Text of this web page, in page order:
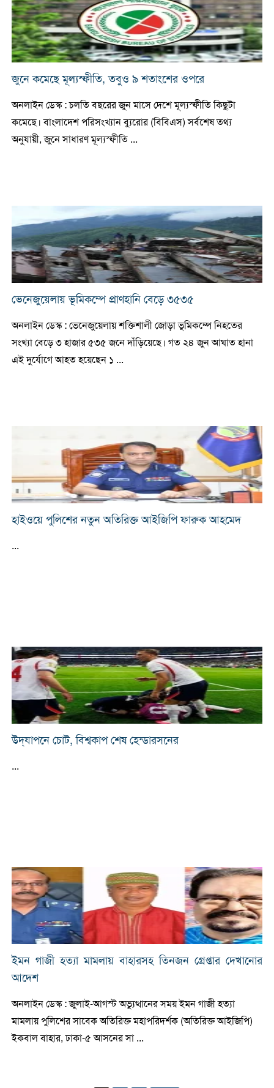
জুনে কমেছে মূল্যস্ফীতি, তবুও ৯ শতাংশের ওপরে
অনলাইন ডেস্ক : চলতি বছরের জুন মাসে দেশে মূল্যস্ফীতি কিছুটা
কমেছে। বাংলাদেশ পরিসংখ্যান ব্যুরোর (বিবিএস) সর্বশেষ তথ্য
অনুযায়ী, জুনে সাধারণ মূল্যস্ফীতি ...
ভেনেজুয়েলায় ভূমিকম্পে প্রাণহানি বেড়ে ৩৫৩৫
অনলাইন ডেস্ক : ভেনেজুয়েলায় শক্তিশালী জোড়া ভূমিকম্পে নিহতের
সংখ্যা বেড়ে ৩ হাজার ৫৩৫ জনে দাঁড়িয়েছে। গত ২৪ জুন আঘাত হানা
এই দুর্যোগে আহত হয়েছেন ১ ...
হাইওয়ে পুলিশের নতুন অতিরিক্ত আইজিপি ফারুক আহমেদ
...
উদ্‌যাপনে চোট, বিশ্বকাপ শেষ হেন্ডারসনের
...
ইমন গাজী হত্যা মামলায় বাহারসহ তিনজন গ্রেপ্তার দেখানোর
আদেশ
অনলাইন ডেস্ক : জুলাই-আগস্ট অভ্যুত্থানের সময় ইমন গাজী হত্যা
মামলায় পুলিশের সাবেক অতিরিক্ত মহাপরিদর্শক (অতিরিক্ত আইজিপি)
ইকবাল বাহার, ঢাকা-৫ আসনের সা ...